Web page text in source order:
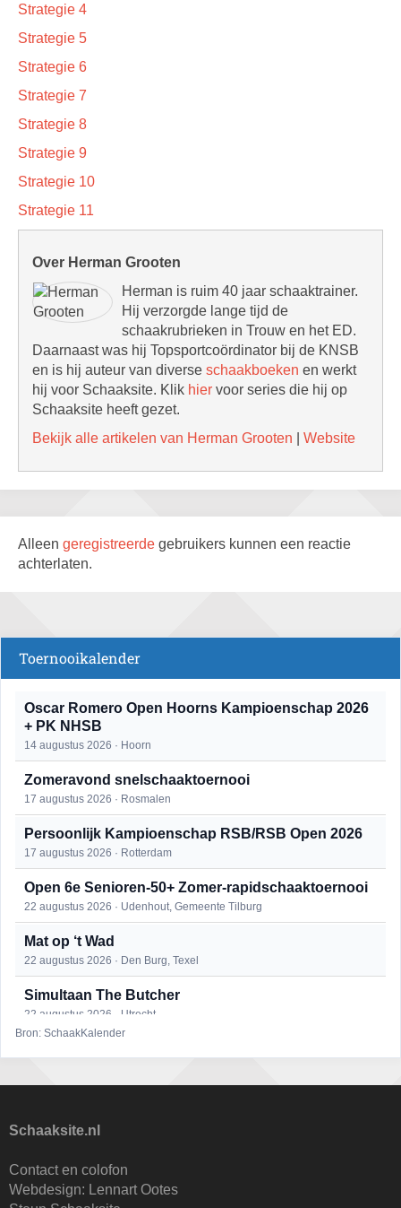
Strategie 4
Strategie 5
Strategie 6
Strategie 7
Strategie 8
Strategie 9
Strategie 10
Strategie 11
Over Herman Grooten
Herman is ruim 40 jaar schaaktrainer.
Hij verzorgde lange tijd de
schaakrubrieken in Trouw en het ED.
Daarnaast was hij Topsportcoördinator bij de KNSB
en is hij auteur van diverse schaakboeken en werkt
hij voor Schaaksite. Klik hier voor series die hij op
Schaaksite heeft gezet.
Bekijk alle artikelen van Herman Grooten
Website
Alleen geregistreerde gebruikers kunnen een reactie
achterlaten.
Toernooikalender
Oscar Romero Open Hoorns Kampioenschap 2026
+ PK NHSB
14 augustus 2026 · Hoorn
Zomeravond snelschaaktoernooi
17 augustus 2026 · Rosmalen
Persoonlijk Kampioenschap RSB/RSB Open 2026
17 augustus 2026 · Rotterdam
Open 6e Senioren-50+ Zomer-rapidschaaktoernooi
22 augustus 2026 · Udenhout, Gemeente Tilburg
Mat op ‘t Wad
22 augustus 2026 · Den Burg, Texel
Simultaan The Butcher
22 augustus 2026 · Utrecht
25 augustus 2026 · Bunschoten-Spakenburg
27 augustus 2026 · Delft
Bron: SchaakKalender
Schaaksite.nl
Contact en colofon
Webdesign: Lennart Ootes